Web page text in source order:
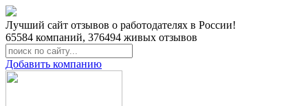
Лучший сайт отзывов о работодателях в России!
65584 компаний, 376494 живых отзывов
Добавить компанию